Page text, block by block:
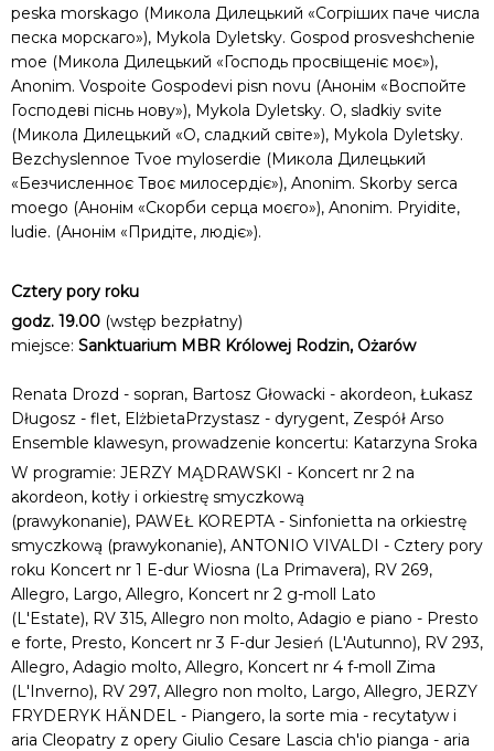
peska morskago (Микола Дилецький «Согріших паче числа
песка морскаго»), Mykola Dyletsky. Gospod prosveshchenie
moe (Микола Дилецький «Господь просвіщеніє моє»),
Anonim. Vospoite Gospodevi pisn novu (Анонім «Воспойте
Господеві піснь нову»), Mykola Dyletsky. O, sladkiy svite
(Микола Дилецький «О, сладкий світе»), Mykola Dyletsky.
Bezchyslennoe Tvoe myloserdie (Микола Дилецький
«Безчисленноє Твоє милосердіє»), Anonim. Skorby serca
moego (Анонім «Скорби серца моєго»), Anonim. Pryidite,
ludie. (Анонім «Придіте, людіє»).
Cztery pory roku
godz. 19.00 (wstęp bezpłatny)
miejsce: Sanktuarium MBR Królowej Rodzin, Ożarów
Renata Drozd - sopran, Bartosz Głowacki - akordeon, Łukasz
Długosz - flet, ElżbietaPrzystasz - dyrygent, Zespół Arso
Ensemble klawesyn, prowadzenie koncertu: Katarzyna Sroka
W programie: JERZY MĄDRAWSKI - Koncert nr 2 na
akordeon, kotły i orkiestrę smyczkową
(prawykonanie), PAWEŁ KOREPTA - Sinfonietta na orkiestrę
smyczkową (prawykonanie), ANTONIO VIVALDI - Cztery pory
roku Koncert nr 1 E-dur Wiosna (La Primavera), RV 269,
Allegro, Largo, Allegro, Koncert nr 2 g-moll Lato
(L'Estate), RV 315, Allegro non molto, Adagio e piano - Presto
e forte, Presto, Koncert nr 3 F-dur Jesień (L'Autunno), RV 293,
Allegro, Adagio molto, Allegro, Koncert nr 4 f-moll Zima
(L'Inverno), RV 297, Allegro non molto, Largo, Allegro, JERZY
FRYDERYK HÄNDEL - Piangero, la sorte mia - recytatyw i
aria Cleopatry z opery Giulio Cesare Lascia ch'io pianga - aria